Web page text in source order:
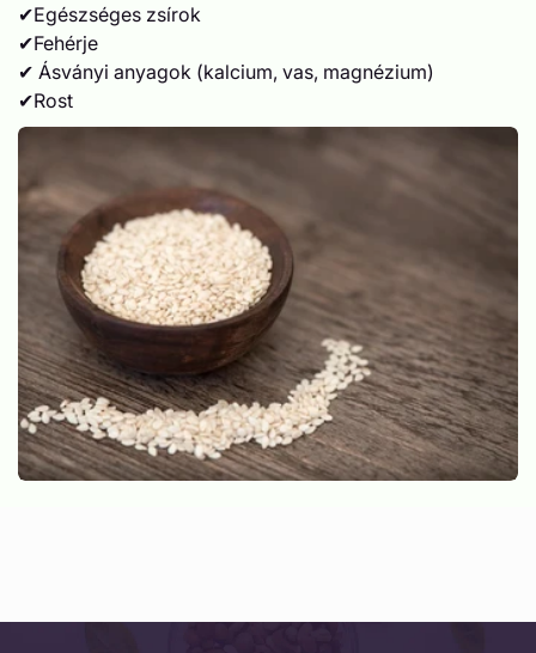
✔Egészséges zsírok
✔Fehérje
✔ Ásványi anyagok (kalcium, vas, magnézium)
✔Rost